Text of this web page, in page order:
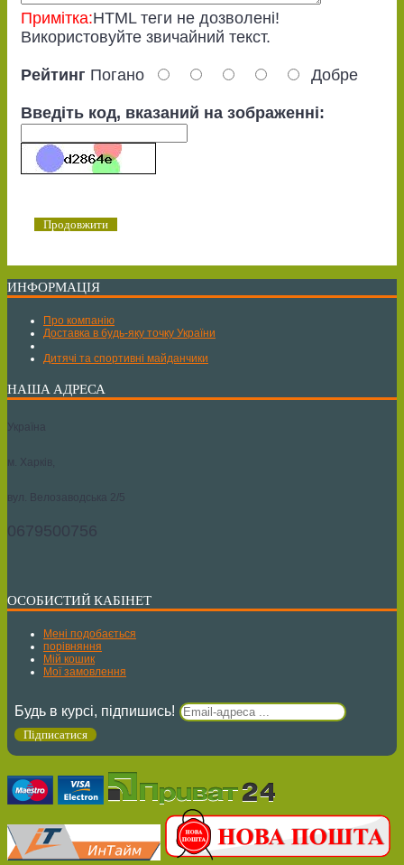
Примітка:HTML теги не дозволені!
Використовуйте звичайний текст.
Рейтинг Погано Добре
Введіть код, вказаний на зображенні:
Продовжити
ИНФОРМАЦІЯ
Про компанію
Доставка в будь-яку точку України
Дитячі та спортивні майданчики
НАША АДРЕСА
Україна
м. Харків,
вул. Велозаводська 2/5
0679500756
ОСОБИСТИЙ КАБІНЕТ
Мені подобається
порівняння
Мій кошик
Мої замовлення
Будь в курсі, підпишись!
Підписатися